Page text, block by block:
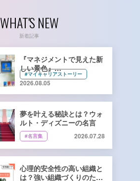
WHAT'S NEW
新着記事
『マネジメントで見えた新
しい景色』
キーコーヒー株式会社 管理
本部 総務人事部 人財開発
課長 寺﨑由香里さん【前
編】
#マイキャリアストーリー
2026.08.05
夢を叶える秘訣とは？ウォ
ルト・ディズニーの名言
#名言集 2026.07.28
心理的安全性の高い組織と
は？強い組織づくりのため